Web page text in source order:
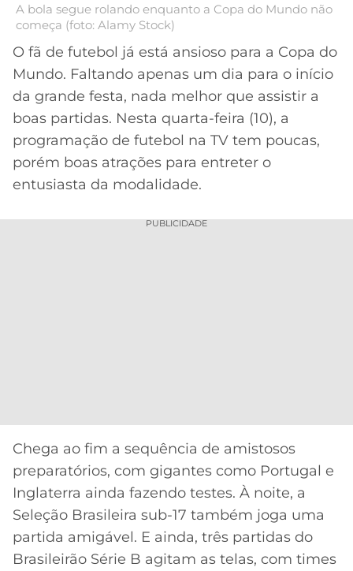
DE
APOSTAS
CASSINOS
ONLINE
MELHORES
CASSINOS
2026
FLUMINENSE
BOTAFOGO
VASCO
INTERNACIONAL
GRÊMIO
COPA
SUL-
AMERICANA
LIGA
DOS
CAMPEÕES
LALIGA
A bola segue rolando enquanto a Copa do Mundo não
começa (foto: Alamy Stock)
O fã de futebol já está ansioso para a Copa do
Mundo. Faltando apenas um dia para o início
da grande festa, nada melhor que assistir a
boas partidas. Nesta quarta-feira (10), a
programação de futebol na TV tem poucas,
porém boas atrações para entreter o
entusiasta da modalidade.
PUBLICIDADE
Chega ao fim a sequência de amistosos
preparatórios, com gigantes como Portugal e
Inglaterra ainda fazendo testes. À noite, a
Seleção Brasileira sub-17 também joga uma
partida amigável. E ainda, três partidas do
Brasileirão Série B agitam as telas, com times